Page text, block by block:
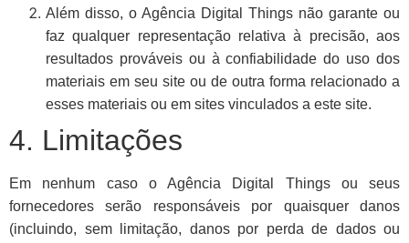
Além disso, o Agência Digital Things não garante ou
faz qualquer representação relativa à precisão, aos
resultados prováveis ​​ou à confiabilidade do uso dos
materiais em seu site ou de outra forma relacionado a
esses materiais ou em sites vinculados a este site.
4. Limitações
Em nenhum caso o Agência Digital Things ou seus
fornecedores serão responsáveis ​​por quaisquer danos
(incluindo, sem limitação, danos por perda de dados ou